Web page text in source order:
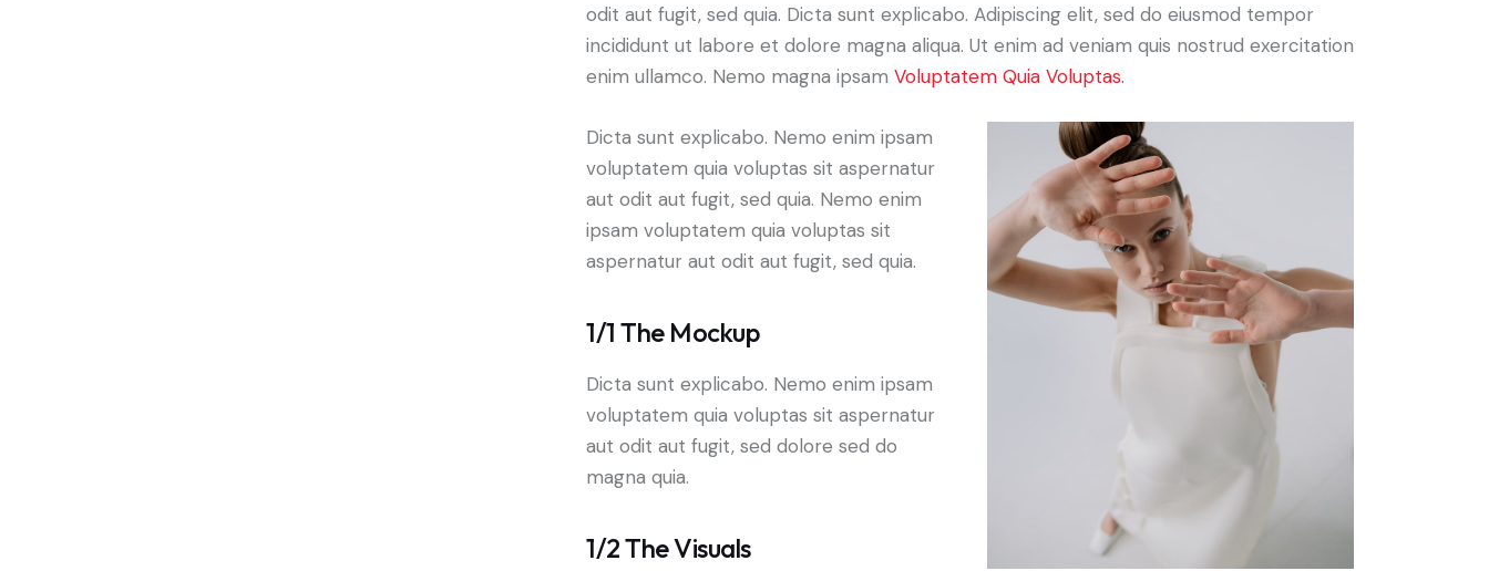
odit aut fugit, sed quia. Dicta sunt explicabo. Adipiscing elit, sed do eiusmod tempor
incididunt ut labore et dolore magna aliqua. Ut enim ad veniam quis nostrud exercitation
enim ullamco. Nemo magna ipsam Voluptatem Quia Voluptas.
Dicta sunt explicabo. Nemo enim ipsam
voluptatem quia voluptas sit aspernatur
aut odit aut fugit, sed quia. Nemo enim
ipsam voluptatem quia voluptas sit
aspernatur aut odit aut fugit, sed quia.
1/1 The Mockup
Dicta sunt explicabo. Nemo enim ipsam
voluptatem quia voluptas sit aspernatur
aut odit aut fugit, sed dolore sed do
magna quia.
1/2 The Visuals